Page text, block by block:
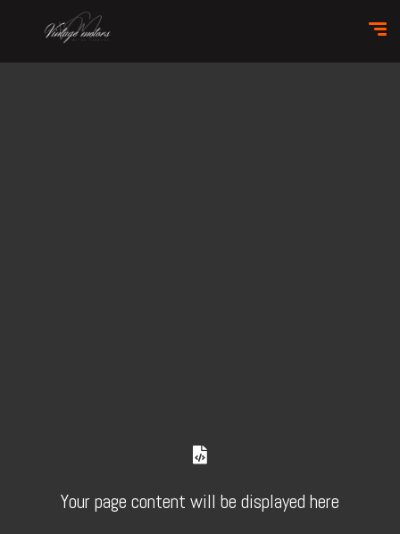
Your page content will be displayed here